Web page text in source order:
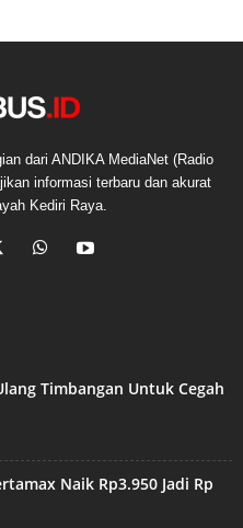
dari ANDIKA MediaNet (Radio
informasi terbaru dan akurat
Kediri Raya.
Timbangan Untuk Cegah
Naik Rp3.950 Jadi Rp